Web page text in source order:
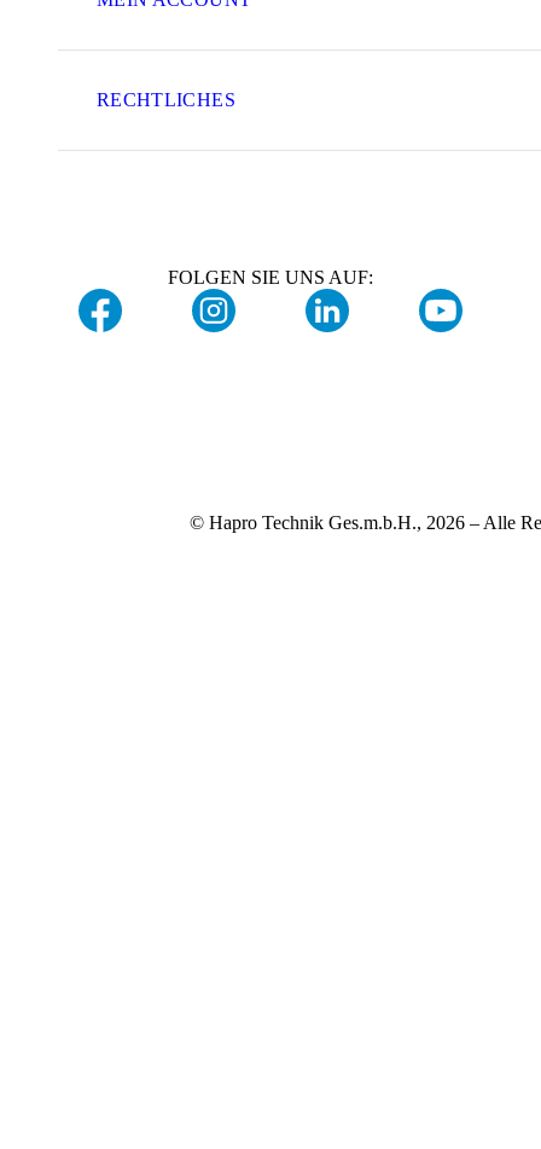
RECHTLICHES
FOLGEN SIE UNS AUF:
© Hapro Technik Ges.m.b.H., 2026 – Alle